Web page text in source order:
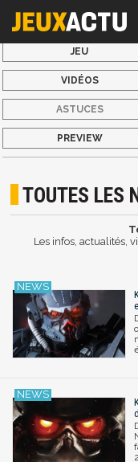
JEU
VIDÉOS
ASTUCES
PREVIEW
TOUTES LES
Les infos, actualités,